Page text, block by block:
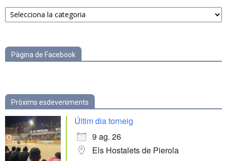
Notícies
per
Pàgina de Facebook
Pròxims esdeveniments
Últim dia torneig
9 ag. 26
Els Hostalets de Pierola